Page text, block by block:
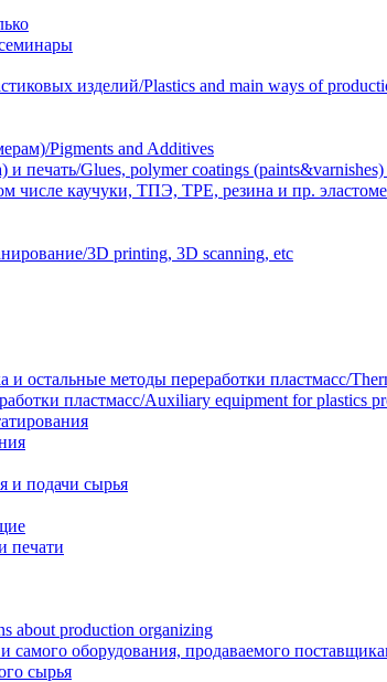
изделий/Plastics and main ways of
Pigments and Additives
печать/Glues, polymer coatings
каучуки, ТПЭ, TPE, резина и пр.
3D printing, 3D scanning, etc
остальные методы переработки пластмасс/
пластмасс/Auxiliary equipment for plastics
и подачи сырья
печати
about production organizing
оборудования, продаваемого
сырья